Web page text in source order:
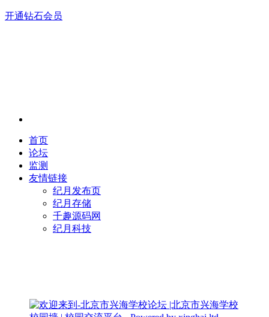
开通钻石会员
首页
论坛
监测
友情链接
纪月发布页
纪月存储
千趣源码网
纪月科技